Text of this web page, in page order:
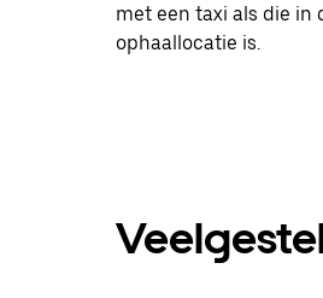
met een taxi als die in
ophaallocatie is.